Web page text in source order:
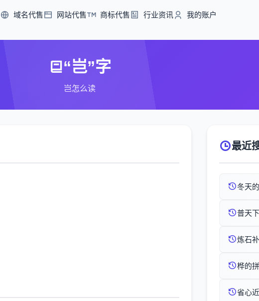
域名代售 网站代售 商标代售 行业资讯 我的账户
“岂”字
岂怎么读
最近
冬天
普天
炼石
桦的
省心